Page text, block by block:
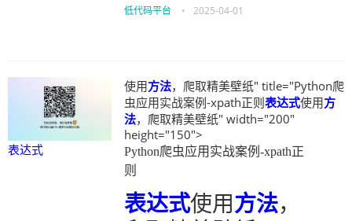
低代码平台 • 2025-04-01
表达式
使用方法，爬取精美壁纸" title="Python爬
虫应用实战案例-xpath正则表达式使用方
法，爬取精美壁纸" width="200"
height="150">
Python爬虫应用实战案例-xpath正
则
表达式使用方法，